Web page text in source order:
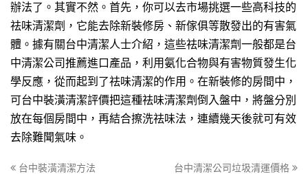
辦法了。其實不然。首先，你可以去市場挑選一些高科技的
祛味清潔劑，它能去除新裝修房、新傢俱等散發出的有害氣
體。據有關台中清潔人士介紹，這些祛味清潔劑一般都是台
中清潔公司推薦進口產品，利用氨化合物與有害物質發生化
學反應，從而起到了祛味清潔的作用。在新裝修的房間中，
可台中裝潢清潔評價把這種祛味清潔劑倒入盤中，將盤分別
放在每個房間中，再結合擦洗祛味法，連續幾天後就可有效
去除難聞氣味。
台中裝潢清潔方法 台中清潔公司垃圾清運價格